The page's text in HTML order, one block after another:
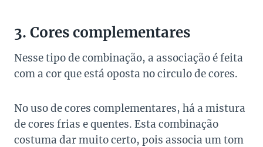
3. Cores complementares
Nesse tipo de combinação, a associação é feita
com a cor que está oposta no circulo de cores.
No uso de cores complementares, há a mistura
de cores frias e quentes. Esta combinação
costuma dar muito certo, pois associa um tom